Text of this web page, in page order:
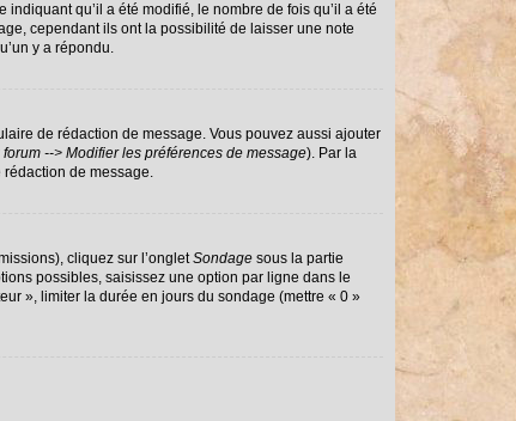
qu’il a été modifié, le nombre de fois qu’il a été
cependant ils ont la possibilité de laisser une note
y a répondu.
de rédaction de message. Vous pouvez aussi ajouter
--> Modifier les préférences de message). Par la
de message.
cliquez sur l’ongletSondagesous la partie
possibles, saisissez une option par ligne dans le
», limiter la durée en jours du sondage (mettre « 0 »